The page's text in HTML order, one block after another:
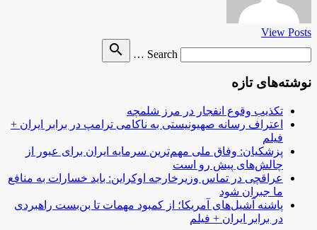
View Posts
Search …
search
نوشته‌های تازه
تکذیب وقوع انفجار در مرز شلمچه
اعتراف رسانه صهیونیستی به ناکامی ترامپ در برابر ایران +
فیلم
پزشکیان: وفاق ملی مهم‌ترین سرمایه ایران برای عبور از
چالش‌های پیش رو است
عراقچی در تماس وزیرخارجه اوکراین: باید خسارات به منافع
ما جبران شود
پاشنه آشیل‌های آمریکا؛ از کمبود مهمات تا بن‌بست راهبردی
در برابر ایران + فیلم